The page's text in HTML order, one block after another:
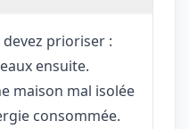
devez prioriser :
ensuite.
maison mal isolée
consommée.